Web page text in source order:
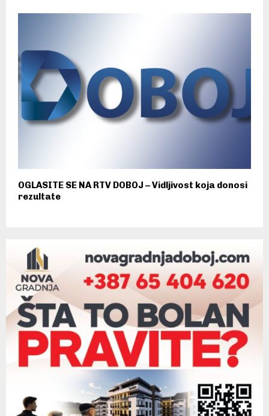
OGLASITE SE NA RTV DOBOJ – Vidljivost koja donosi
rezultate